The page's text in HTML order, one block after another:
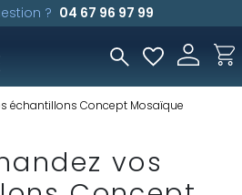
? 04 67 96 97 99
échantillons Concept Mosaïque
vos